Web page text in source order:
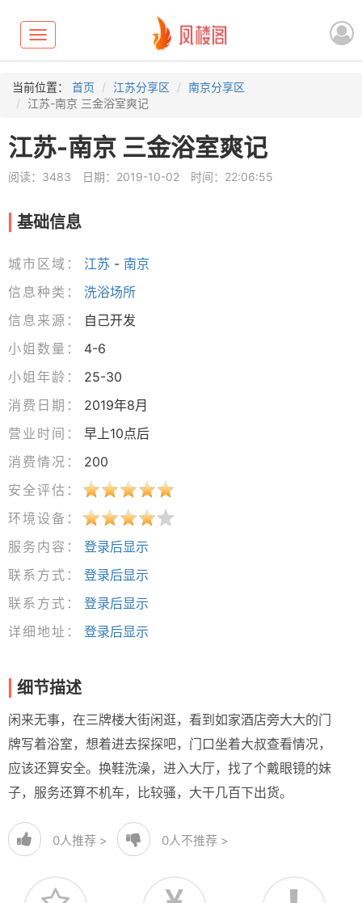
Toggle
navigation
当前位置： 首页 江苏分享区
南京分享区
江苏-南京 三金浴室爽记
江苏-南京 三金浴室爽记
阅读：3483 日期：2019-10-02 时间：22:06:55
基础信息
城市区域： 江苏 - 南京
信息种类：
洗浴场所
信息来源：
自己开发
小姐数量：
4-6
小姐年龄：
25-30
消费日期：
2019年8月
营业时间：
早上10点后
消费情况：
200
安全评估：
环境设备：
服务内容：
登录后显示
联系方式：
登录后显示
联系方式：
登录后显示
详细地址：
登录后显示
细节描述
闲来无事，在三牌楼大街闲逛，看到如家酒店旁大大的门
牌写着浴室，想着进去探探吧，门口坐着大叔查看情况，
应该还算安全。换鞋洗澡，进入大厅，找了个戴眼镜的妹
子，服务还算不机车，比较骚，大干几百下出货。
0人推荐 > 0人不推荐 >